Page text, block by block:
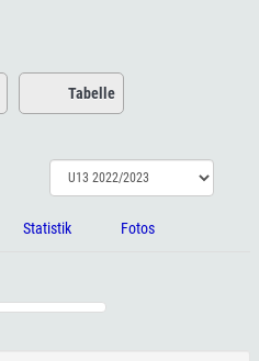
Tabelle
Statistik Fotos